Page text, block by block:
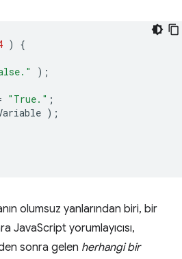
)
{
);
"True." ;
);
olumsuz yanlarından biri, bir
JavaScript yorumlayıcısı,
sonra gelen herhangi bir